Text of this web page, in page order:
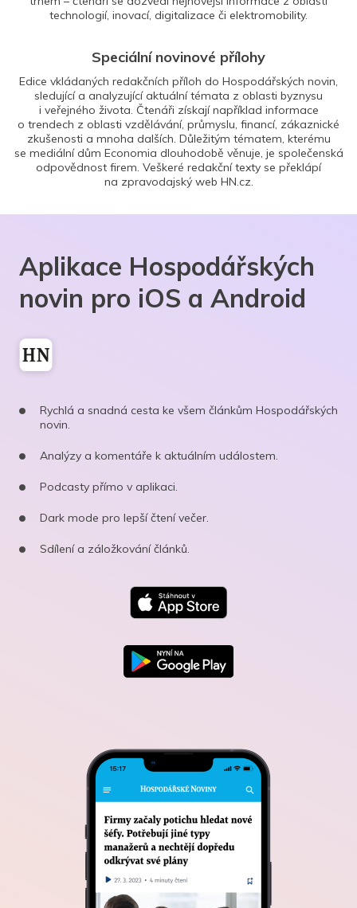
technologií, inovací, digitalizace či elektromobility.
Speciální novinové přílohy
Edice vkládaných redakčních příloh do Hospodářských novin,
sledující a analyzující aktuální témata z oblasti byznysu
i veřejného života. Čtenáři získají například informace
o trendech z oblasti vzdělávání, průmyslu, financí, zákaznické
zkušenosti a mnoha dalších. Důležitým tématem, kterému
se mediální dům Economia dlouhodobě věnuje, je společenská
odpovědnost firem. Veškeré redakční texty se překlápí
na zpravodajský web HN.cz.
Aplikace Hospodářských
novin pro iOS a Android
Rychlá a snadná cesta ke všem článkům Hospodářských
novin.
Analýzy a komentáře k aktuálním událostem.
Podcasty přímo v aplikaci.
Dark mode pro lepší čtení večer.
Sdílení a záložkování článků.